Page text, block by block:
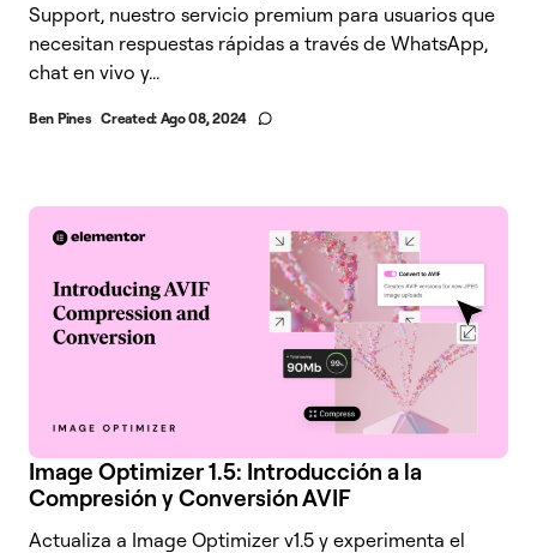
Support, nuestro servicio premium para usuarios que
necesitan respuestas rápidas a través de WhatsApp,
chat en vivo y...
Ben Pines Created: Ago 08, 2024
Image Optimizer 1.5: Introducción a la
Compresión y Conversión AVIF
Actualiza a Image Optimizer v1.5 y experimenta el